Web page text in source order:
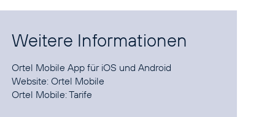
Weitere Informationen
Ortel Mobile App für iOS undAndroid
Website:Ortel Mobile
Ortel Mobile:Tarife